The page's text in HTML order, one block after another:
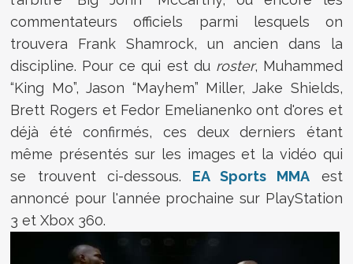
commentateurs officiels parmi lesquels on
trouvera Frank Shamrock, un ancien dans la
discipline. Pour ce qui est du roster, Muhammed
“King Mo”, Jason “Mayhem” Miller, Jake Shields,
Brett Rogers et Fedor Emelianenko ont d'ores et
déjà été confirmés, ces deux derniers étant
même présentés sur les images et la vidéo qui
se trouvent ci-dessous. EA Sports MMA est
annoncé pour l'année prochaine sur PlayStation
3 et Xbox 360.